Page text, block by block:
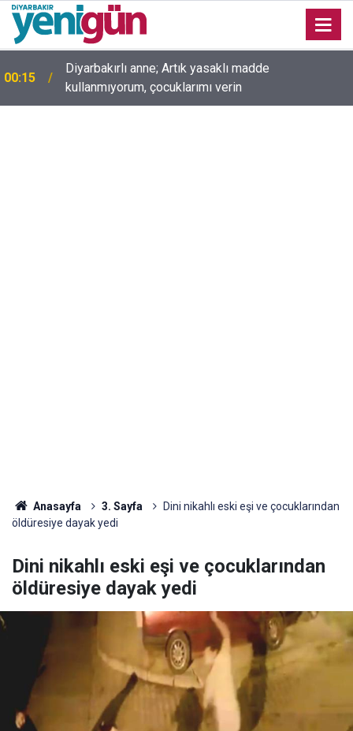
00:05 Mesut Çokur yazdı; Gelecek Yolda mı Kaldı?
Anasayfa 3. Sayfa
Dini nikahlı eski eşi ve çocuklarından
öldüresiye dayak yedi
Dini nikahlı eski eşi ve çocuklarından
öldüresiye dayak yedi